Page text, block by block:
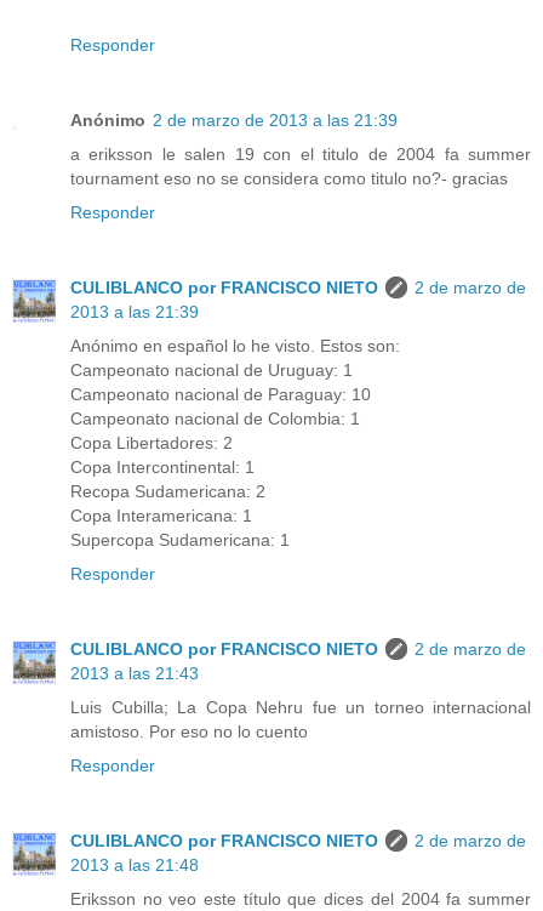
Responder
Anónimo 2 de marzo de 2013 a las 21:39
a eriksson le salen 19 con el titulo de 2004 fa summer
tournament eso no se considera como titulo no?- gracias
Responder
CULIBLANCO por FRANCISCO NIETO
2 de marzo de
2013 a las 21:39
Anónimo en español lo he visto. Estos son:
Campeonato nacional de Uruguay: 1
Campeonato nacional de Paraguay: 10
Campeonato nacional de Colombia: 1
Copa Libertadores: 2
Copa Intercontinental: 1
Recopa Sudamericana: 2
Copa Interamericana: 1
Supercopa Sudamericana: 1
Responder
CULIBLANCO por FRANCISCO NIETO
2 de marzo de
2013 a las 21:43
Luis Cubilla; La Copa Nehru fue un torneo internacional
amistoso. Por eso no lo cuento
Responder
CULIBLANCO por FRANCISCO NIETO
2 de marzo de
2013 a las 21:48
Eriksson no veo este título que dices del 2004 fa summer